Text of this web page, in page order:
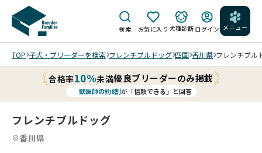
検索 お気に入り 犬種診断 ログイン メニュー
TOP 子犬・ブリーダーを検索 フレンチブルドッグ 四国 香川県 フレンチブル
合格率10%未満優良ブリーダーのみ掲載
獣医師の約8割が「信頼できる」と回答
フレンチブルドッグ
香川県